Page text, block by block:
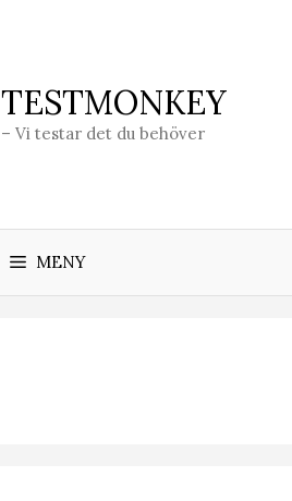
TESTMONKEY
– Vi testar det du behöver
MENY